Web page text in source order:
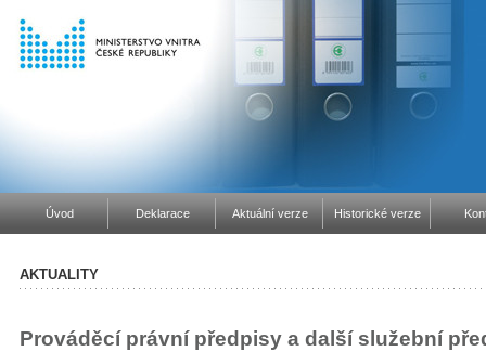
Úvod Deklarace Aktuální verze Historické verze
AKTUALITY
Prováděcí právní předpisy a další služební